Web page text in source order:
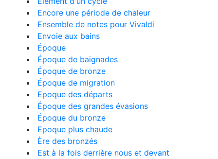
Encore une période de chaleur
Ensemble de notes pour Vivaldi
Envoie aux bains
Époque
Époque de baignades
Époque de bronze
Époque de migration
Epoque des départs
Époque des grandes évasions
Époque du bronze
Epoque plus chaude
Ère des bronzés
Est à la fois derrière nous et devant